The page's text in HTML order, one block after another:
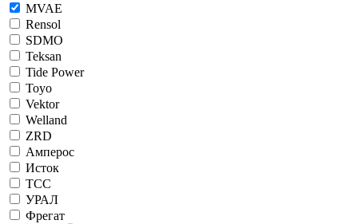
MVAE
Rensol
SDMO
Teksan
Tide Power
Toyo
Vektor
Welland
ZRD
Амперос
Исток
ТСС
УРАЛ
Фрегат